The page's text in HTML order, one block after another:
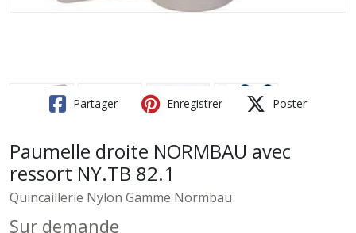
Partager Enregistrer Poster
Paumelle droite NORMBAU avec
ressort NY.TB 82.1
Quincaillerie Nylon Gamme Normbau
Sur demande